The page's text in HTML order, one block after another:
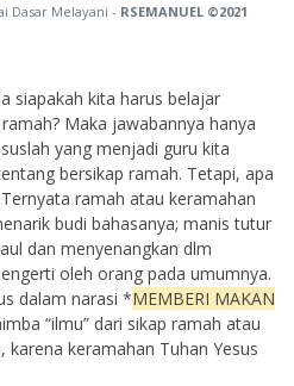
Dasar Melayani - RSEMANUEL ©2021
siapakah kita harus belajar
Maka jawabannya hanya
yang menjadi guru kita
bersikap ramah. Tetapi, apa
ramah atau keramahan
budi bahasanya; manis tutur
dan menyenangkan dlm
oleh orang pada umumnya.
dalam narasi *MEMBERI MAKAN
“ilmu” dari sikap ramah atau
karena keramahan Tuhan Yesus